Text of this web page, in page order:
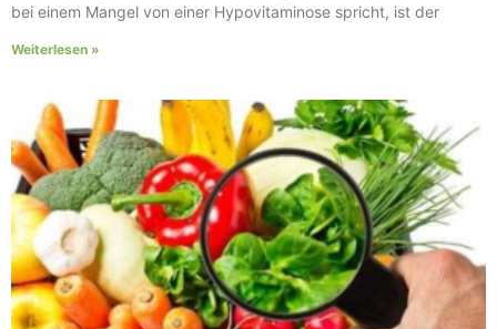
bei einem Mangel von einer Hypovitaminose spricht, ist der
Weiterlesen »